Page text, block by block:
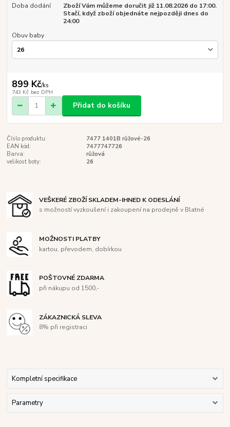
Doba dodání
Zboží Vám můžeme doručit již 11.08.2026 do 17:00.
Stačí, když zboží objednáte nejpozději dnes do
24:00
Obuv baby
899 Kč/ks
743 Kč bez DPH
Přidat do košíku
Číslo produktu:
7477 1401B růžové-26
EAN kód:
7477747726
Barva:
růžová
velikost boty:
26
VEŠKERÉ ZBOŽÍ SKLADEM-IHNED K ODESLÁNÍ
s možností vyzkoušení i zakoupení na prodejně v Blatné
MOŽNOSTI PLATBY
kartou, převodem, dobírkou
POŠTOVNÉ ZDARMA
při nákupu od 1500,-
ZÁKAZNICKÁ SLEVA
8% při registraci
Kompletní specifikace
Parametry